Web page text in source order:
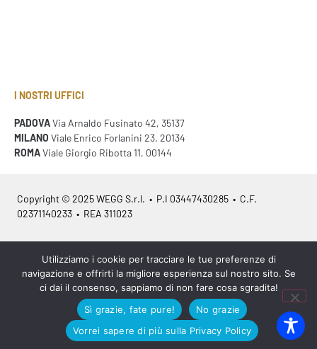
I NOSTRI UFFICI
PADOVAVia Arnaldo Fusinato 42, 35137
MILANO Viale Enrico Forlanini 23, 20134
ROMAViale Giorgio Ribotta 11, 00144
Copyright © 2025 WEGG S.r.l. • P.I 03447430285 • C.F.
02371140233 • REA 311023
Azienda Certificata ISO 9001:2015 – ITA / ISO 9001:2015 – EN
•Privacy policy Cookies policy • Sitemap
Utilizziamo i cookie per tracciare le tue preferenze di
navigazione e offrirti la migliore esperienza sul nostro sito. Se
ci dai il consenso, sappiamo di non fare cosa sgradita!
Sì grazie, fate pure!
No grazie
Vorrei sapere di più sulla Privacy Policy